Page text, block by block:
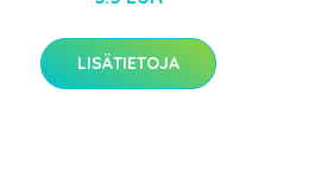
LISÄTIETOJA